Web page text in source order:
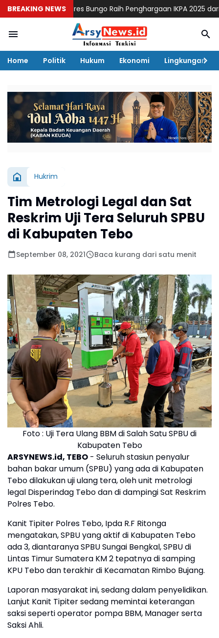
BREAKING NEWS
Polres Bungo Raih Penghargaan IKPA 2025 dari Kapolri
Home Politik Hukum Ekonomi Lingkungan
Hukrim
Tim Metrologi Legal dan Sat
Reskrim Uji Tera Seluruh SPBU
di Kabupaten Tebo
September 08, 2021 Baca kurang dari satu menit
Foto : Uji Tera Ulang BBM di Salah Satu SPBU di
Kabupaten Tebo
ARSYNEWS.id, TEBO - Seluruh stasiun penyalur
bahan bakar umum (SPBU) yang ada di Kabupaten
Tebo dilakukan uji ulang tera, oleh unit metrologi
legal Disperindag Tebo dan di dampingi Sat Reskrim
Polres Tebo.
Kanit Tipiter Polres Tebo, Ipda R.F Ritonga
mengatakan, SPBU yang aktif di Kabupaten Tebo
ada 3, diantaranya SPBU Sungai Bengkal, SPBU di
Lintas Timur Sumatera KM 2 tepatnya di samping
KPU Tebo dan terakhir di Kecamatan Rimbo Bujang.
Laporan masyarakat ini, sedang dalam penyelidikan.
Lanjut Kanit Tipiter sedang memintai keterangan
saksi seperti operator pompa BBM, Manager serta
Saksi Ahli.